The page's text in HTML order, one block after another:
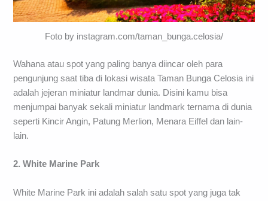
Foto by instagram.com/taman_bunga.celosia/
Wahana atau spot yang paling banya diincar oleh para
pengunjung saat tiba di lokasi wisata Taman Bunga Celosia ini
adalah jejeran miniatur landmar dunia. Disini kamu bisa
menjumpai banyak sekali miniatur landmark ternama di dunia
seperti Kincir Angin, Patung Merlion, Menara Eiffel dan lain-
lain.
2. White Marine Park
White Marine Park ini adalah salah satu spot yang juga tak